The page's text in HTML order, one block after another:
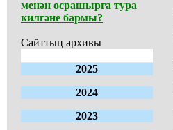
менән осрашырға тура
килгәне бармы?
Сайттың архивы
2025
2024
2023